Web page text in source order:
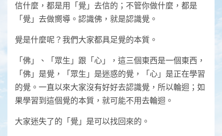
信什麼，都是用「覺」去信的；不管你做什麼，都是
「覺」去做嚮導。認識佛，就是認識覺。
覺是什麼呢？我們大家都具足覺的本質。
「佛」、「眾生」跟「心」，這三個東西是一個東西，
「佛」是覺，「眾生」是迷惑的覺，「心」是正在學習
的覺。一直以來大家沒有好好去認識覺，所以輪迴；如
果學習到這個覺的本質，就可能不用去輪迴。
大家迷失了的「覺」是可以找回來的。